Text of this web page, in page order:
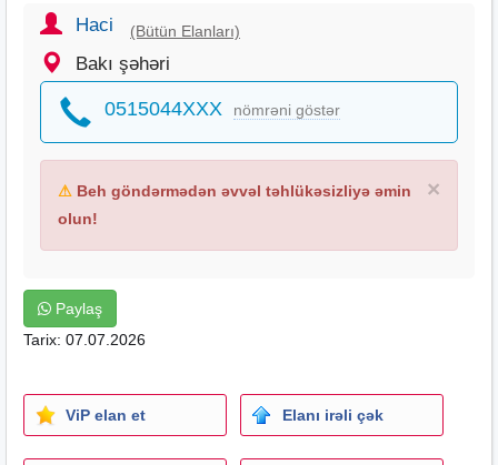
stol-stul kirayesi, stol , stul, stol kirayesi, stol icaresi, stul
kirayesi , stul icaresi, stol stul kirayesi, stol stul icaresi,
qab, qab qasiq, qab qasiğ, qab kirayesi, qab icaresi, qab
qasiğ kirayesi , qab qasiğ icaresi, q
Haci (Bütün Elanları)
Bakı şəhəri
0515044XXX nömrəni göstər
×
⚠ Beh göndərmədən əvvəl təhlükəsizliyə əmin
olun!
Paylaş
Tarix: 07.07.2026
ViP elan et Elanı irəli çək